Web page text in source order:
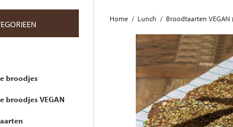
Home / Lunch / Broodtaarten
broodjes
broodjes VEGAN